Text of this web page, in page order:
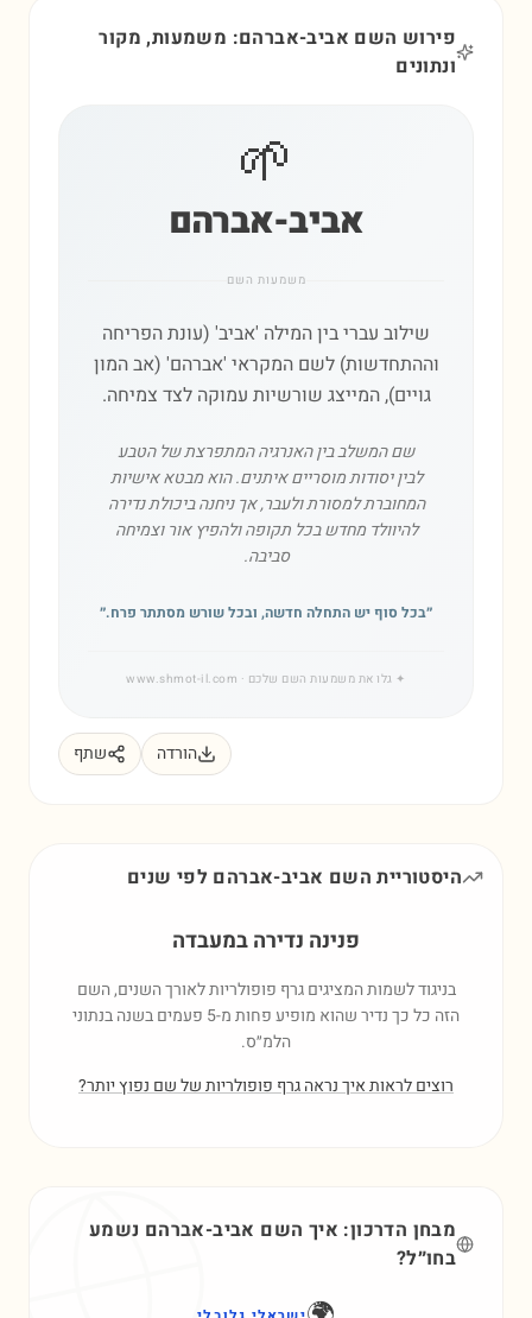
פירוש השם אביב-אברהם: משמעות, מקור
ונתונים
🌱
אביב-אברהם
משמעות השם
שילוב עברי בין המילה 'אביב' (עונת הפריחה
וההתחדשות) לשם המקראי 'אברהם' (אב המון
גויים), המייצג שורשיות עמוקה לצד צמיחה.
שם המשלב בין האנרגיה המתפרצת של הטבע
לבין יסודות מוסריים איתנים. הוא מבטא אישיות
המחוברת למסורת ולעבר, אך ניחנה ביכולת נדירה
להיוולד מחדש בכל תקופה ולהפיץ אור וצמיחה
סביבה.
״בכל סוף יש התחלה חדשה, ובכל שורש מסתתר פרח.״
✦ גלו את משמעות השם שלכם · www.shmot-il.com
הורדה שתף
היסטוריית השם אביב-אברהם לפי שנים
פנינה נדירה במעבדה
בניגוד לשמות המציגים גרף פופולריות לאורך השנים, השם
הזה כל כך נדיר שהוא מופיע פחות מ-5 פעמים בשנה בנתוני
הלמ״ס.
רוצים לראות איך נראה גרף פופולריות של שם נפוץ יותר?
מבחן הדרכון: איך השם אביב-אברהם נשמע
בחו״ל?